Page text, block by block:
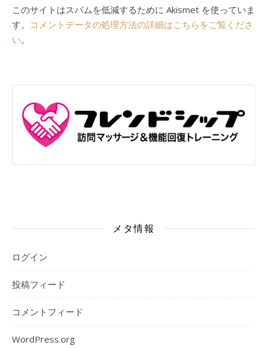
このサイトはスパムを低減するために Akismet を使っていま
す。 コメントデータの処理方法の詳細はこちらをご覧くださ
い。
メタ情報
ログイン
投稿フィード
コメントフィード
WordPress.org